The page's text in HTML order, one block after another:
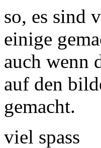
so, es sind
einige
auch wenn
auf den
gemacht.
viel spass